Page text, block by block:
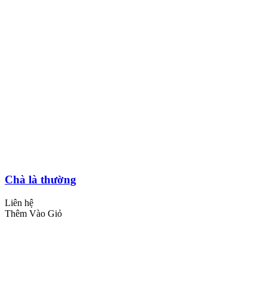
Chà là thường
Liên hệ
Thêm Vào Giỏ